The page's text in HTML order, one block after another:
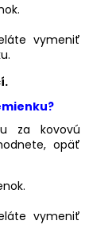
vymeniť
za kovovú
opäť
vymeniť